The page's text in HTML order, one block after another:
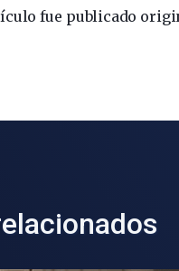
fue publicado